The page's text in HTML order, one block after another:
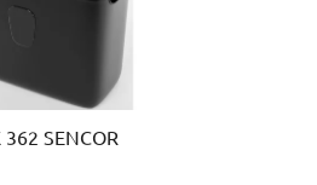
362 SENCOR